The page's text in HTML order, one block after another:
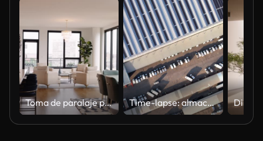
Toma de paralaje profundo de un condominio de gran altura que muestra una mesa de comedor en primer plano y una zona de asientos con cuatro sillas blancas Time-lapse: almacén de trabajo